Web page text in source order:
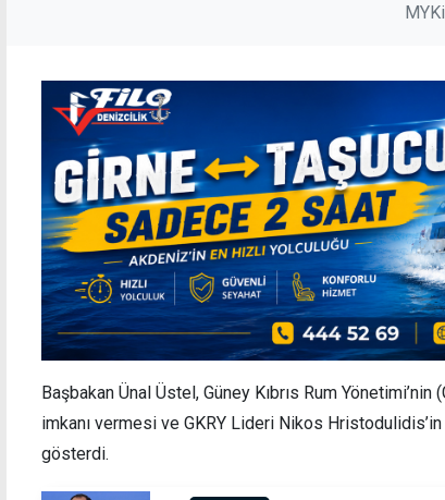
Başbakan Ünal Üstel, Güney Kıbrıs Rum
imkanı vermesi ve GKRY Lideri Nikos Hristodulidis’in
gösterdi.